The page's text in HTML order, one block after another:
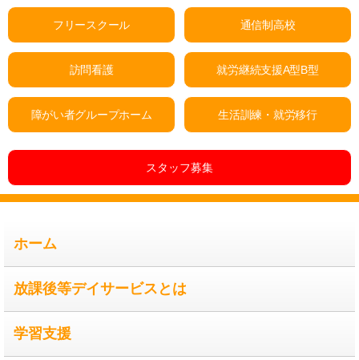
フリースクール 通信制高校
訪問看護 就労継続支援A型B型
障がい者グループホーム 生活訓練・就労移行
スタッフ募集
ホーム
放課後等デイサービスとは
学習支援